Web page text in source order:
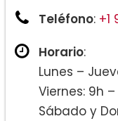
Teléfono: +1
Horario:
Lunes –
Viernes: 9h –
Sábado y